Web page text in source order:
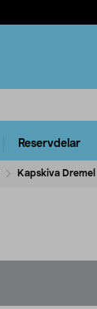
Reservdelar
Kapskiva